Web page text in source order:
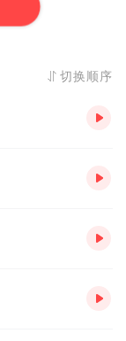
切换顺序